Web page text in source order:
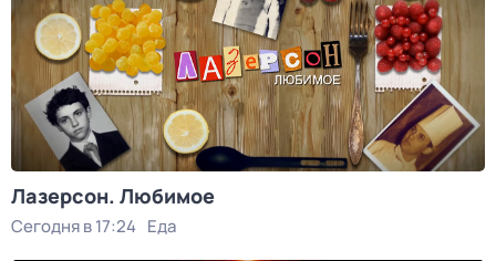
Лазерсон. Любимое
Сегодня в 17:24 Еда